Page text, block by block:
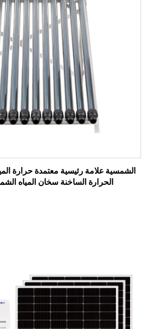
الحرارة الساخنة سخان المياه